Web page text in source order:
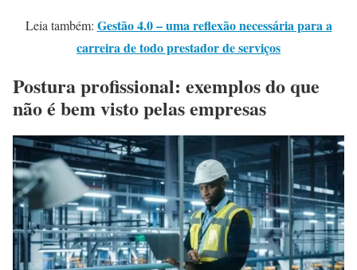
Leia também: Gestão 4.0 – uma reflexão necessária para a
carreira de todo prestador de serviços
Postura profissional: exemplos do que
não é bem visto pelas empresas